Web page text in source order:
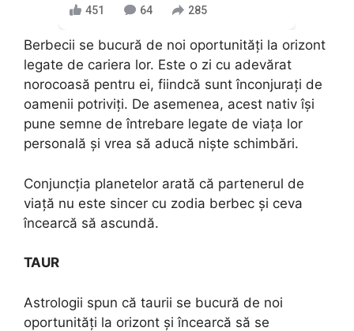
451 64 285
Berbecii se bucură de noi oportunități la orizont
legate de cariera lor. Este o zi cu adevărat
norocoasă pentru ei, fiindcă sunt înconjurați de
oamenii potriviți. De asemenea, acest nativ își
pune semne de întrebare legate de viața lor
personală și vrea să aducă niște schimbări.
Conjuncția planetelor arată că partenerul de
viață nu este sincer cu zodia berbec și ceva
încearcă să ascundă.
TAUR
Astrologii spun că taurii se bucură de noi
oportunități la orizont și încearcă să se